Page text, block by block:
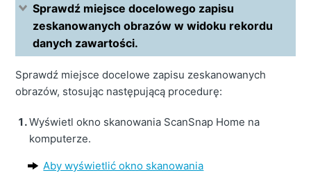
Sprawdź miejsce docelowego zapisu
zeskanowanych obrazów w widoku rekordu
danych zawartości.
Sprawdź miejsce docelowe zapisu zeskanowanych
obrazów, stosując następującą procedurę:
Wyświetl okno skanowania ScanSnap Home na
komputerze.
Aby wyświetlić okno skanowania